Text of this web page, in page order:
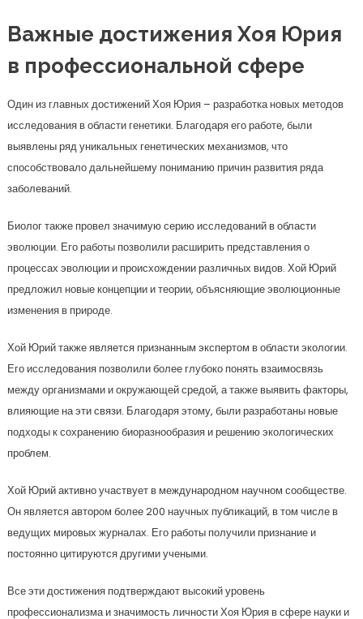
Важные достижения Хоя Юрия
в профессиональной сфере
Один из главных достижений Хоя Юрия – разработка новых методов
исследования в области генетики. Благодаря его работе, были
выявлены ряд уникальных генетических механизмов, что
способствовало дальнейшему пониманию причин развития ряда
заболеваний.
Биолог также провел значимую серию исследований в области
эволюции. Его работы позволили расширить представления о
процессах эволюции и происхождении различных видов. Хой Юрий
предложил новые концепции и теории, объясняющие эволюционные
изменения в природе.
Хой Юрий также является признанным экспертом в области экологии.
Его исследования позволили более глубоко понять взаимосвязь
между организмами и окружающей средой, а также выявить факторы,
влияющие на эти связи. Благодаря этому, были разработаны новые
подходы к сохранению биоразнообразия и решению экологических
проблем.
Хой Юрий активно участвует в международном научном сообществе.
Он является автором более 200 научных публикаций, в том числе в
ведущих мировых журналах. Его работы получили признание и
постоянно цитируются другими учеными.
Все эти достижения подтверждают высокий уровень
профессионализма и значимость личности Хоя Юрия в сфере науки и